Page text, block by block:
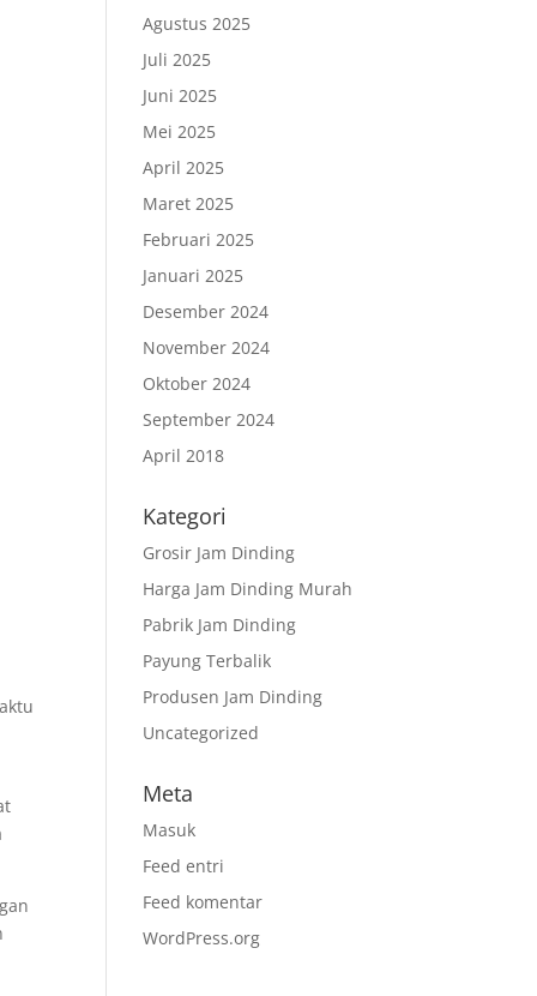
Agustus 2025
Juli 2025
Juni 2025
Mei 2025
April 2025
Maret 2025
Februari 2025
Januari 2025
Desember 2024
November 2024
Oktober 2024
September 2024
April 2018
Kategori
Grosir Jam Dinding
Harga Jam Dinding Murah
Pabrik Jam Dinding
Payung Terbalik
Produsen Jam Dinding
Uncategorized
Meta
Masuk
Feed entri
Feed komentar
WordPress.org